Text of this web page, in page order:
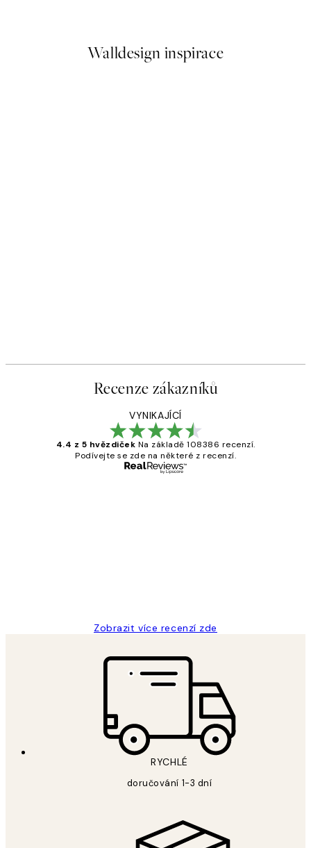
Walldesign inspirace
Recenze zákazníků
VYNIKAJÍCÍ
4.4 z 5 hvězdiček Na základě 108386 recenzí.
Podívejte se zde na některé z recenzí.
Zobrazit více recenzí zde
RYCHLÉ
doručování 1-3 dní